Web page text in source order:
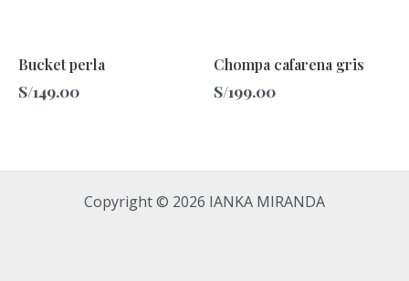
Bucket perla
S/149.00
Chompa cafarena gris
S/199.00
Copyright © 2026 IANKA MIRANDA